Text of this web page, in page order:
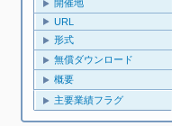
開催地
URL
形式
無償ダウンロード
概要
主要業績フラグ